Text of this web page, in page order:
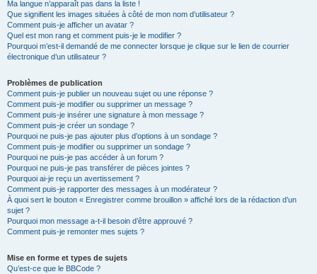
Ma langue n’apparaît pas dans la liste !
Que signifient les images situées à côté de mon nom d’utilisateur ?
Comment puis-je afficher un avatar ?
Quel est mon rang et comment puis-je le modifier ?
Pourquoi m’est-il demandé de me connecter lorsque je clique sur le lien de courrier
électronique d’un utilisateur ?
Problèmes de publication
Comment puis-je publier un nouveau sujet ou une réponse ?
Comment puis-je modifier ou supprimer un message ?
Comment puis-je insérer une signature à mon message ?
Comment puis-je créer un sondage ?
Pourquoi ne puis-je pas ajouter plus d’options à un sondage ?
Comment puis-je modifier ou supprimer un sondage ?
Pourquoi ne puis-je pas accéder à un forum ?
Pourquoi ne puis-je pas transférer de pièces jointes ?
Pourquoi ai-je reçu un avertissement ?
Comment puis-je rapporter des messages à un modérateur ?
À quoi sert le bouton « Enregistrer comme brouillon » affiché lors de la rédaction d’un
sujet ?
Pourquoi mon message a-t-il besoin d’être approuvé ?
Comment puis-je remonter mes sujets ?
Mise en forme et types de sujets
Qu’est-ce que le BBCode ?